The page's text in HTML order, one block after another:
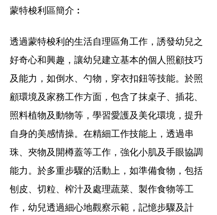
蒙特梭利區簡介︰
透過蒙特梭利的生活自理區角工作，誘發幼兒之
好奇心和興趣，讓幼兒建立基本的個人照顧技巧
及能力，如倒水、勺物，穿衣扣鈕等技能。於照
顧環境及家務工作方面，包含了抹桌子、插花、
照料植物及動物等，學習愛護及美化環境，提升
自身的美感情操。在精細工作技能上，透過串
珠、夾物及開樽蓋等工作，強化小肌及手眼協調
能力。於多重步驟的活動上，如準備食物，包括
刨皮、切粒、榨汁及處理蔬菜、製作食物等工
作，幼兒透過細心地觀察示範，記憶步驟及計